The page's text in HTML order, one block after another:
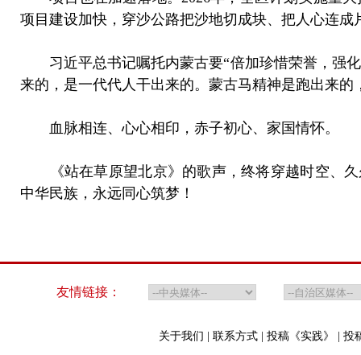
项目建设加快，穿沙公路把沙地切成块、把人心连
习近平总书记嘱托内蒙古要“倍加珍惜荣誉，强
来的，是一代代人干出来的。蒙古马精神是跑出来
血脉相连、心心相印，赤子初心、家国情怀。
《站在草原望北京》的歌声，终将穿越时空、
中华民族，永远同心筑梦！
友情链接：
关于我们 联系方式 投稿《实践》 投